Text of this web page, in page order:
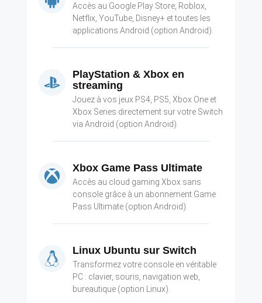
Accès au Google Play Store, Roblox,
Netflix, YouTube, Disney+ et toutes les
applications Android (option Android).
PlayStation & Xbox en
streaming
Jouez à vos jeux PS4, PS5, Xbox One et
Xbox Series directement sur votre Switch
via Android (option Android).
Xbox Game Pass Ultimate
Accès au cloud gaming Xbox sans
console grâce à un abonnement Game
Pass Ultimate (option Android).
Linux Ubuntu sur Switch
Transformez votre console en véritable
PC : clavier, souris, navigation web,
bureautique (option Linux).